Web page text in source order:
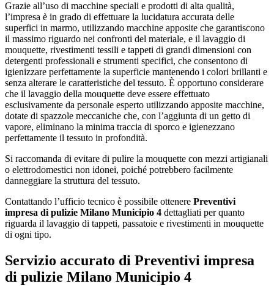
Grazie all’uso di macchine speciali e prodotti di alta qualità,
l’impresa è in grado di effettuare la lucidatura accurata delle
superfici in marmo, utilizzando macchine apposite che garantiscono
il massimo riguardo nei confronti del materiale, e il lavaggio di
mouquette, rivestimenti tessili e tappeti di grandi dimensioni con
detergenti professionali e strumenti specifici, che consentono di
igienizzare perfettamente la superficie mantenendo i colori brillanti e
senza alterare le caratteristiche del tessuto. È opportuno considerare
che il lavaggio della mouquette deve essere effettuato
esclusivamente da personale esperto utilizzando apposite macchine,
dotate di spazzole meccaniche che, con l’aggiunta di un getto di
vapore, eliminano la minima traccia di sporco e igienezzano
perfettamente il tessuto in profondità.
Si raccomanda di evitare di pulire la mouquette con mezzi artigianali
o elettrodomestici non idonei, poiché potrebbero facilmente
danneggiare la struttura del tessuto.
Contattando l’ufficio tecnico è possibile ottenere Preventivi
impresa di pulizie Milano Municipio 4 dettagliati per quanto
riguarda il lavaggio di tappeti, passatoie e rivestimenti in mouquette
di ogni tipo.
Servizio accurato di Preventivi impresa
di pulizie Milano Municipio 4